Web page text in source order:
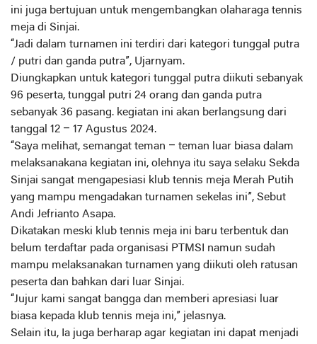
ini juga bertujuan untuk mengembangkan olaharaga tennis
meja di Sinjai.
“Jadi dalam turnamen ini terdiri dari kategori tunggal putra
/ putri dan ganda putra”, Ujarnyam.
Diungkapkan untuk kategori tunggal putra diikuti sebanyak
96 peserta, tunggal putri 24 orang dan ganda putra
sebanyak 36 pasang. kegiatan ini akan berlangsung dari
tanggal 12 – 17 Agustus 2024.
“Saya melihat, semangat teman – teman luar biasa dalam
melaksanakana kegiatan ini, olehnya itu saya selaku Sekda
Sinjai sangat mengapesiasi klub tennis meja Merah Putih
yang mampu mengadakan turnamen sekelas ini”, Sebut
Andi Jefrianto Asapa.
Dikatakan meski klub tennis meja ini baru terbentuk dan
belum terdaftar pada organisasi PTMSI namun sudah
mampu melaksanakan turnamen yang diikuti oleh ratusan
peserta dan bahkan dari luar Sinjai.
“Jujur kami sangat bangga dan memberi apresiasi luar
biasa kepada klub tennis meja ini,” jelasnya.
Selain itu, Ia juga berharap agar kegiatan ini dapat menjadi